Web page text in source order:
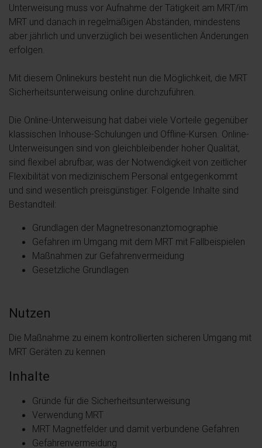
Unterweisung muss vor Aufnahme der Tätigkeit am MRT/im
MRT und danach in regelmäßigen Abständen, mindestens
aber jährlich und unverzüglich bei wesentlichen Änderungen
erfolgen.
Mit diesem Onlinekurs besteht nun die Möglichkeit, die MRT
Sicherheitsunterweisung online durchzuführen.
Die Online-Unterweisung hat dabei viele Vorteile gegenüber
klassischen Inhouse-Schulungen und Offline-Kursen. Online-
Unterweisungen sind von gleichbleibender hoher Qualität,
sind flexibel abrufbar, was der Notwendigkeit von zeitlicher
Flexibilität von medizinischem Personal entgegenkommt
und sind wesentlich preisgünstiger. Folgende Inhalte sind
Bestandteil:
Grundlagen der Magnetresonanztomographie
Gefahren im Umgang mit dem MRT mit Fallbeispielen
Maßnahmen zur Gefahrenvermeidung
Gesetzliche Grundlagen
Nutzen
Die Maßnahme zu einem kontrollierten sicheren Umgang mit
MRT Geräten zu kennen
Inhalte
Gründe für die Sicherheitsunterweisung
Verwendung MRT
MRT Magnetfelder und damit verbundene Gefahren
Gefahrenvermeidung